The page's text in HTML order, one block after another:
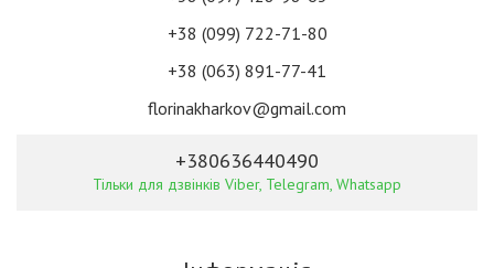
+38 (099) 722-71-80
+38 (063) 891-77-41
florinakharkov@gmail.com
+380636440490
Тільки для дзвінків Viber, Telegram, Whatsapp